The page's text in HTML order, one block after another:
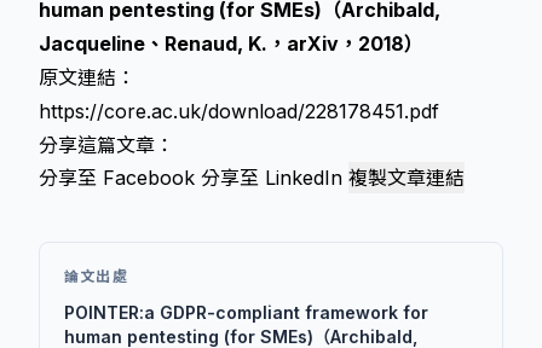
human pentesting (for SMEs)（Archibald,
Jacqueline、Renaud, K.，arXiv，2018）
原文連結：
https://core.ac.uk/download/228178451.pdf
分享這篇文章：
分享至 Facebook 分享至 LinkedIn 複製文章連結
論文出處
POINTER:a GDPR-compliant framework for
human pentesting (for SMEs)（Archibald,